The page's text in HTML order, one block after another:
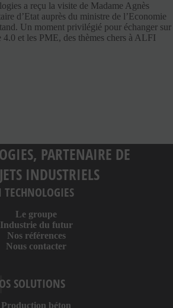
a reçu la visite de Madame Agnès
d’Etat auprès du ministre de l’Economie
Un moment privilégié pour échanger sur
4.0 et les PME, des thèmes chers à ALFI
PARTENAIRE DE
INDUSTRIELS
TECHNOLOGIES
Le groupe
Industrie du futur
Nos références
Nous contacter
SOLUTIONS
Production béton